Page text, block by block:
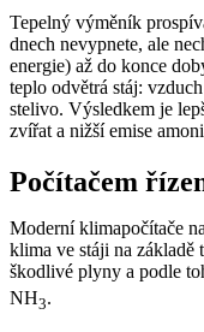
Tepelný výměník
dnech nevypnete, ale
energie) až do konce
teplo odvětrá stáj:
stelivo. Výsledkem je
zvířat a nižší emise
Počítačem
Moderní klimapočítače
klima ve stáji na základě
škodlivé plyny a podle
NH3.